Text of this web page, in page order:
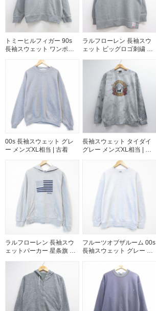
トミーヒルフィガー 90s
長袖スウェット ワンポイ
ラルフローレン 長袖スウ
ェット ビッグロゴ刺繍 グ
00s 長袖スウェット グレ
ー メンズXL相当 | 古着
長袖スウェット タイダイ
グレー メンズXL相当 | 古
ラルフローレン 長袖スウ
ェットパーカー 星条旗 グ
フルーツオブザルーム 00s
長袖スウェット グレー メ